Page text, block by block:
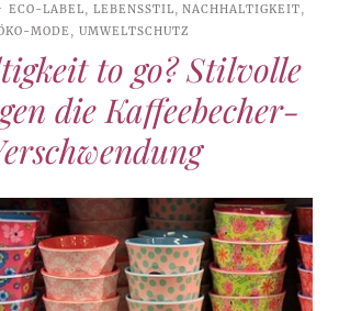
ECO-LABEL, LEBENSSTIL, NACHHALTIGKEIT,
MODE, UMWELTSCHUTZ
to go? Stilvolle
die Kaffeebecher-